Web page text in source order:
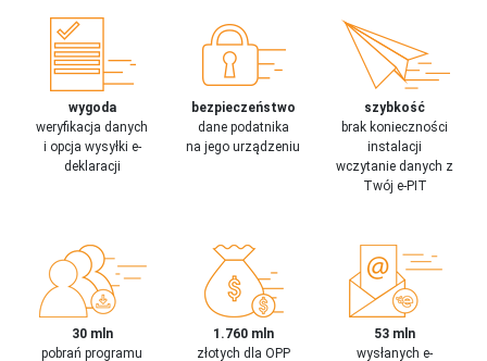
wygoda
weryfikacja danych
i opcja wysyłki e-
deklaracji
bezpieczeństwo
dane podatnika
na jego urządzeniu
szybkość
brak konieczności
instalacji
wczytanie danych z
Twój e-PIT
30 mln
pobrań programu
1.760 mln
złotych dla OPP
53 mln
wysłanych e-